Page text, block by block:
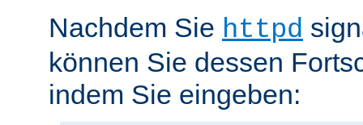
Nachdem Sie httpd
können Sie dessen
indem Sie eingeben: